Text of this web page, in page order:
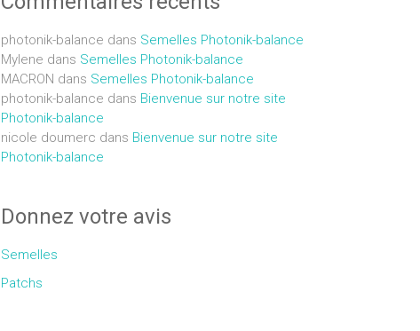
photonik-balance dans Semelles Photonik-balance
Mylene dans Semelles Photonik-balance
MACRON dans Semelles Photonik-balance
photonik-balance dans Bienvenue sur notre site
Photonik-balance
nicole doumerc dans Bienvenue sur notre site
Photonik-balance
Donnez votre avis
Semelles
Patchs